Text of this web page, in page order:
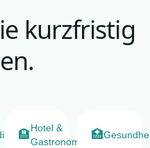
kurzfristig
🏨Hotel &
Gastronomie
🏥